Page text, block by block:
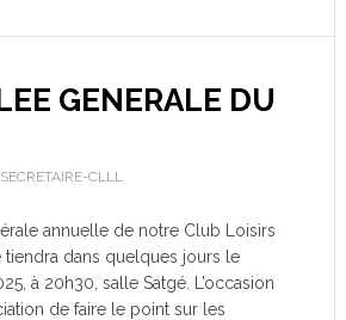
GENERALE DU
SECRETAIRE-CLLL
annuelle de notre Club Loisirs
tiendra dans quelques jours le
à 20h30, salle Satgé. L’occasion
de faire le point sur les